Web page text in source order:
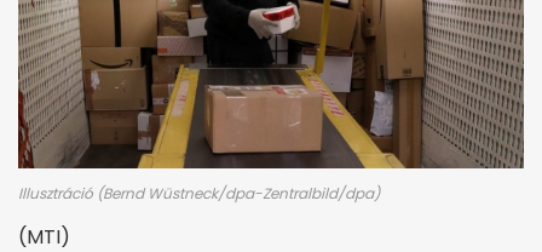
Illusztráció (Bernd Wüstneck/dpa-Zentralbild/dpa)
(MTI)